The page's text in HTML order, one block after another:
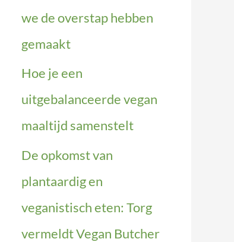
we de overstap hebben
gemaakt
Hoe je een
uitgebalanceerde vegan
maaltijd samenstelt
De opkomst van
plantaardig en
veganistisch eten: Torg
vermeldt Vegan Butcher